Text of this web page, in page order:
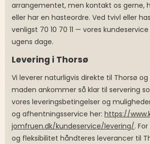
arrangementet, men kontakt os gerne,
eller har en hasteordre. Ved tvivl eller
venligst 70 10 70 11 — vores
ugens dage.
Levering i Thorsø
Vi leverer naturligvis direkte til Thorsø
maden ankommer så klar til servering
vores leveringsbetingelser og
og afhentningsservice her: https://
jomfruen.dk/kundeservice/levering/.
og fleksibilitet håndteres leverancer til